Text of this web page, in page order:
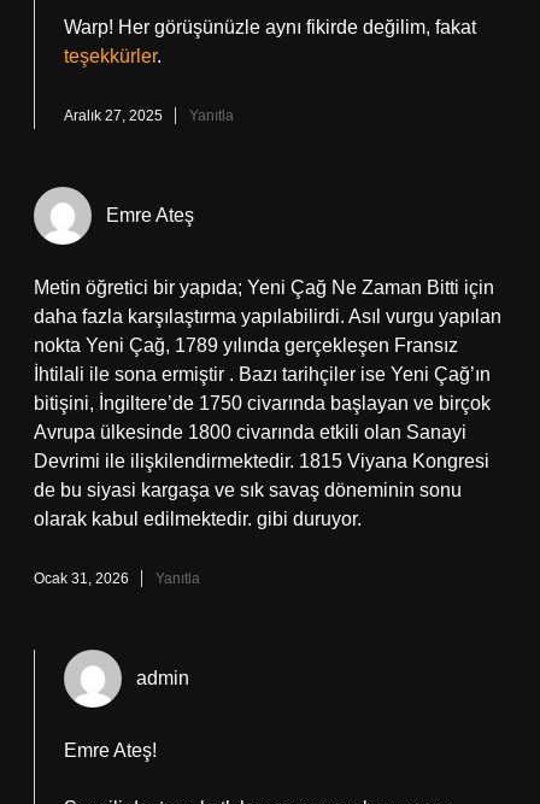
Warp! Her görüşünüzle aynı fikirde değilim, fakat
teşekkürler.
Aralık 27, 2025 Yanıtla
Emre Ateş
Metin öğretici bir yapıda; Yeni Çağ Ne Zaman Bitti için
daha fazla karşılaştırma yapılabilirdi. Asıl vurgu yapılan
nokta Yeni Çağ, 1789 yılında gerçekleşen Fransız
İhtilali ile sona ermiştir . Bazı tarihçiler ise Yeni Çağ’ın
bitişini, İngiltere’de 1750 civarında başlayan ve birçok
Avrupa ülkesinde 1800 civarında etkili olan Sanayi
Devrimi ile ilişkilendirmektedir. 1815 Viyana Kongresi
de bu siyasi kargaşa ve sık savaş döneminin sonu
olarak kabul edilmektedir. gibi duruyor.
Ocak 31, 2026 Yanıtla
admin
Emre Ateş!